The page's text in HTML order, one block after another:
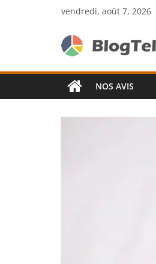
vendredi, août 7, 2026
NOS AVIS